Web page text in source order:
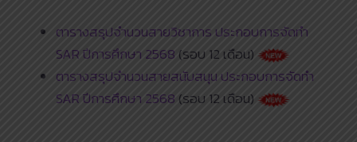
ตารางสรุปจำนวนสายวิชาการ ประกอบการจัดทำ
SAR ปีการศึกษา 2568 (รอบ 12 เดือน)
ตารางสรุปจำนวนสายสนับสนุน ประกอบการจัดทำ
SAR ปีการศึกษา 2568 (รอบ 12 เดือน)